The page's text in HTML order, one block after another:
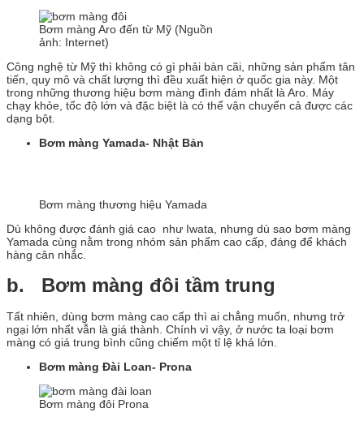
Bơm màng Aro đến từ Mỹ (Nguồn
ảnh: Internet)
Công nghệ từ Mỹ thì không có gì phải bàn cãi, những sản phẩm tân
tiến, quy mô và chất lượng thì đều xuất hiện ở quốc gia này. Một
trong những thương hiệu bơm màng đình đám nhất là Aro. Máy
chạy khỏe, tốc độ lớn và đặc biệt là có thể vận chuyển cả được các
dạng bột.
Bơm màng Yamada- Nhật Bản
Bơm màng thương hiệu Yamada
Dù không được đánh giá cao như Iwata, nhưng dù sao bơm màng
Yamada cùng nằm trong nhóm sản phẩm cao cấp, đáng để khách
hàng cân nhắc.
b. Bơm màng đôi tầm trung
Tất nhiên, dùng bơm màng cao cấp thì ai chẳng muốn, nhưng trở
ngại lớn nhất vẫn là giá thành. Chính vì vậy, ở nước ta loại bơm
màng có giá trung bình cũng chiếm một tỉ lệ khá lớn.
Bơm màng Đài Loan- Prona
Bơm màng đôi Prona